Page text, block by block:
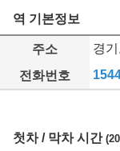
역 기본정보
주소
경
전화번호
첫차 / 막차 시간